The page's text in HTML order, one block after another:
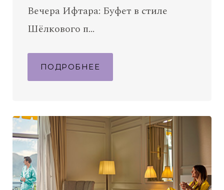
Вечера Ифтара: Буфет в стиле
Шёлкового п…
ПОДРОБНЕЕ